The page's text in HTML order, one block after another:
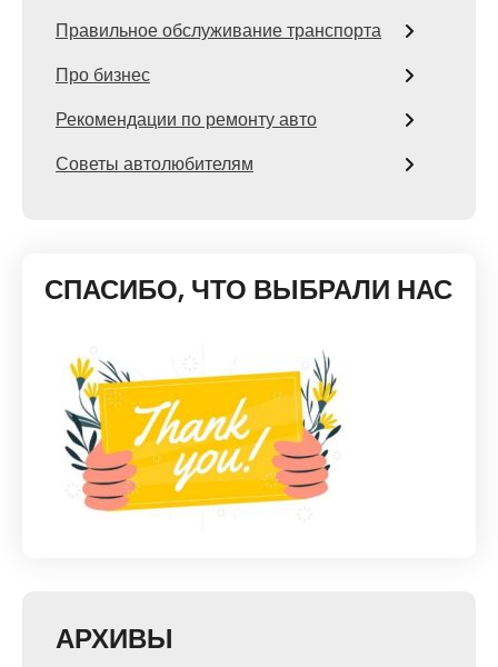
Правильное обслуживание транспорта
Про бизнес
Рекомендации по ремонту авто
Советы автолюбителям
СПАСИБО, ЧТО ВЫБРАЛИ НАС
АРХИВЫ